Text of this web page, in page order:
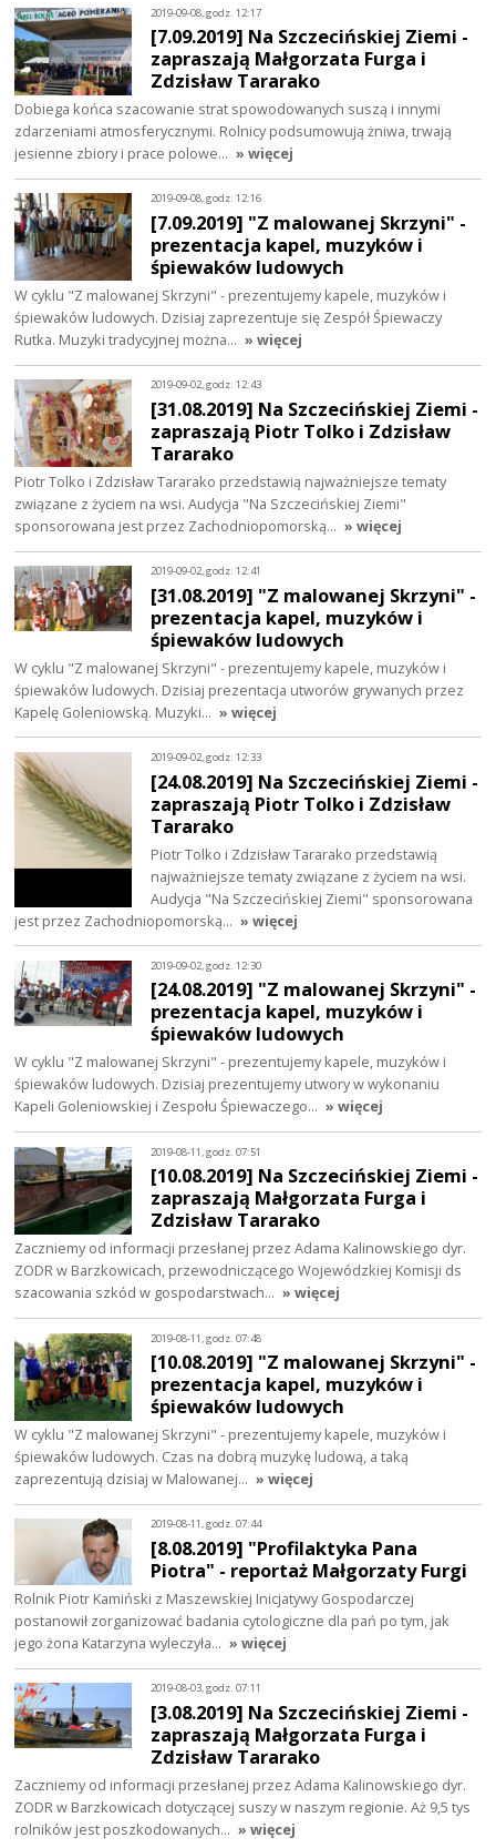
2019-09-08, godz. 12:17
[7.09.2019] Na Szczecińskiej Ziemi -
zapraszają Małgorzata Furga i
Zdzisław Tararako
Dobiega końca szacowanie strat spowodowanych suszą i innymi
zdarzeniami atmosferycznymi. Rolnicy podsumowują żniwa, trwają
jesienne zbiory i prace polowe… » więcej
2019-09-08, godz. 12:16
[7.09.2019] "Z malowanej Skrzyni" -
prezentacja kapel, muzyków i
śpiewaków ludowych
W cyklu "Z malowanej Skrzyni" - prezentujemy kapele, muzyków i
śpiewaków ludowych. Dzisiaj zaprezentuje się Zespół Śpiewaczy
Rutka. Muzyki tradycyjnej można… » więcej
2019-09-02, godz. 12:43
[31.08.2019] Na Szczecińskiej Ziemi -
zapraszają Piotr Tolko i Zdzisław
Tararako
Piotr Tolko i Zdzisław Tararako przedstawią najważniejsze tematy
związane z życiem na wsi. Audycja "Na Szczecińskiej Ziemi"
sponsorowana jest przez Zachodniopomorską… » więcej
2019-09-02, godz. 12:41
[31.08.2019] "Z malowanej Skrzyni" -
prezentacja kapel, muzyków i
śpiewaków ludowych
W cyklu "Z malowanej Skrzyni" - prezentujemy kapele, muzyków i
śpiewaków ludowych. Dzisiaj prezentacja utworów grywanych przez
Kapelę Goleniowską. Muzyki… » więcej
2019-09-02, godz. 12:33
[24.08.2019] Na Szczecińskiej Ziemi -
zapraszają Piotr Tolko i Zdzisław
Tararako
Piotr Tolko i Zdzisław Tararako przedstawią
najważniejsze tematy związane z życiem na wsi.
Audycja "Na Szczecińskiej Ziemi" sponsorowana
jest przez Zachodniopomorską… » więcej
2019-09-02, godz. 12:30
[24.08.2019] "Z malowanej Skrzyni" -
prezentacja kapel, muzyków i
śpiewaków ludowych
W cyklu "Z malowanej Skrzyni" - prezentujemy kapele, muzyków i
śpiewaków ludowych. Dzisiaj prezentujemy utwory w wykonaniu
Kapeli Goleniowskiej i Zespołu Śpiewaczego… » więcej
2019-08-11, godz. 07:51
[10.08.2019] Na Szczecińskiej Ziemi -
zapraszają Małgorzata Furga i
Zdzisław Tararako
Zaczniemy od informacji przesłanej przez Adama Kalinowskiego dyr.
ZODR w Barzkowicach, przewodniczącego Wojewódzkiej Komisji ds
szacowania szkód w gospodarstwach… » więcej
2019-08-11, godz. 07:48
[10.08.2019] "Z malowanej Skrzyni" -
prezentacja kapel, muzyków i
śpiewaków ludowych
W cyklu "Z malowanej Skrzyni" - prezentujemy kapele, muzyków i
śpiewaków ludowych. Czas na dobrą muzykę ludową, a taką
zaprezentują dzisiaj w Malowanej… » więcej
2019-08-11, godz. 07:44
[8.08.2019] "Profilaktyka Pana
Piotra" - reportaż Małgorzaty Furgi
Rolnik Piotr Kamiński z Maszewskiej Inicjatywy Gospodarczej
postanowił zorganizować badania cytologiczne dla pań po tym, jak
jego żona Katarzyna wyleczyła… » więcej
2019-08-03, godz. 07:11
[3.08.2019] Na Szczecińskiej Ziemi -
zapraszają Małgorzata Furga i
Zdzisław Tararako
Zaczniemy od informacji przesłanej przez Adama Kalinowskiego dyr.
ZODR w Barzkowicach dotyczącej suszy w naszym regionie. Aż 9,5 tys
rolników jest poszkodowanych… » więcej